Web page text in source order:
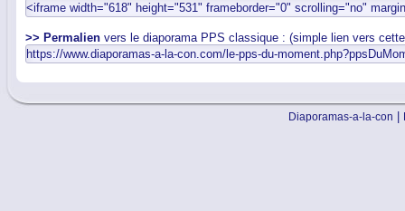
>> Permalien vers le diaporama PPS classique : (simple lien vers
Diaporamas-a-la-con